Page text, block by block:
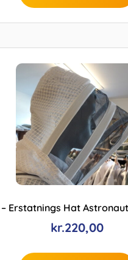
Erstatnings Hat
kr.220,00